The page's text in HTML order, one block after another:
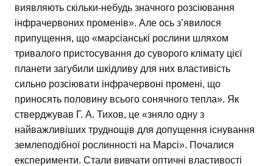
виявляють скільки-небудь значного розсіювання
інфрачервоних променів». Але ось з’явилося
припущення, що «марсіанські рослини шляхом
тривалого пристосування до суворого клімату цієї
планети загубили шкідливу для них властивість
сильно розсіювати інфрачервоні промені, що
приносять половину всього сонячного тепла». Як
стверджував Г. А. Тихов, це «зняло одну з
найважливіших труднощів для допущення існування
землеподібної рослинності на Марсі». Почалися
експерименти. Стали вивчати оптичні властивості